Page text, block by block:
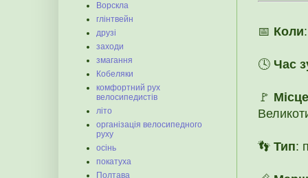
📅 Коли
🕓 Час
🚩
👣 Тип:
Ворскла
глінтвейн
друзі
заходи
змагання
Кобеляки
комфортний рух
велосипедистів
літо
організація велосипедного
руху
осінь
покатуха
Полтава